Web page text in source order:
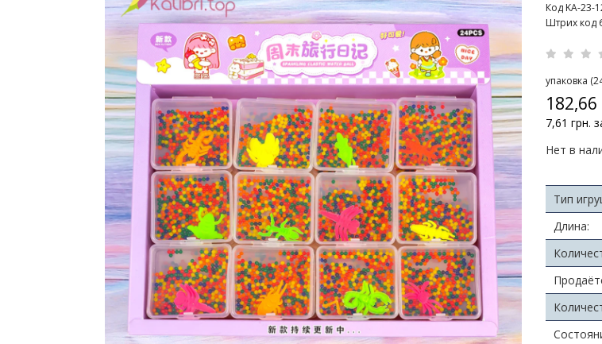
Код KA-23-
Штрих код
упаковка
7,61 грн.
Нет в
Тип
Длина: